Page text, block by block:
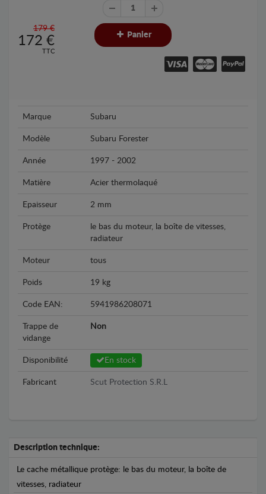
179 €
172 €
TTC
Panier
Marque Subaru
Modèle Subaru Forester
Année 1997 - 2002
Matière Acier thermolaqué
Epaisseur 2 mm
Protège
le bas du moteur, la boîte de vitesses,
radiateur
Moteur tous
Poids 19 kg
Code EAN: 5941986208071
Trappe de
vidange
Non
Disponibilité En stock
Fabricant Scut Protection S.R.L
Description technique:
Le cache métallique protège: le bas du moteur, la boîte de
vitesses, radiateur